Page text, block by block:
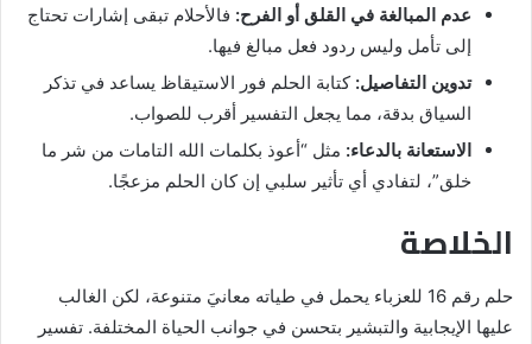
عدم المبالغة في القلق أو الفرح: فالأحلام تبقى إشارات تحتاج
إلى تأمل وليس ردود فعل مبالغ فيها.
تدوين التفاصيل: كتابة الحلم فور الاستيقاظ يساعد في تذكر
السياق بدقة، مما يجعل التفسير أقرب للصواب.
الاستعانة بالدعاء: مثل “أعوذ بكلمات الله التامات من شر ما
خلق”، لتفادي أي تأثير سلبي إن كان الحلم مزعجًا.
الخلاصة
حلم رقم 16 للعزباء يحمل في طياته معانيَ متنوعة، لكن الغالب
عليها الإيجابية والتبشير بتحسن في جوانب الحياة المختلفة. تفسير